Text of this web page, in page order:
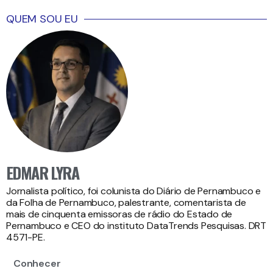
QUEM SOU EU
EDMAR LYRA
Jornalista político, foi colunista do Diário de Pernambuco e
da Folha de Pernambuco, palestrante, comentarista de
mais de cinquenta emissoras de rádio do Estado de
Pernambuco e CEO do instituto DataTrends Pesquisas. DRT
4571-PE.
Conhecer